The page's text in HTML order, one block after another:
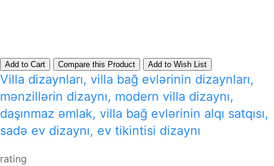
Add to Cart Compare this Product Add to Wish List
Villa dizaynları, villa bağ evlərinin dizaynları,
mənzillərin dizaynı, modern villa dizaynı,
daşınmaz əmlak, villa bağ evlərinin alqı satqısı,
sadə ev dizaynı, ev tikintisi dizaynı
rating